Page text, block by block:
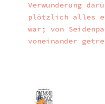
Verwunderung
plötzlich alles
war; von
voneinander